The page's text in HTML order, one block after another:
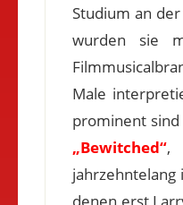
Studium an
wurden sie
Male
prominent sind
„Bewitched“,